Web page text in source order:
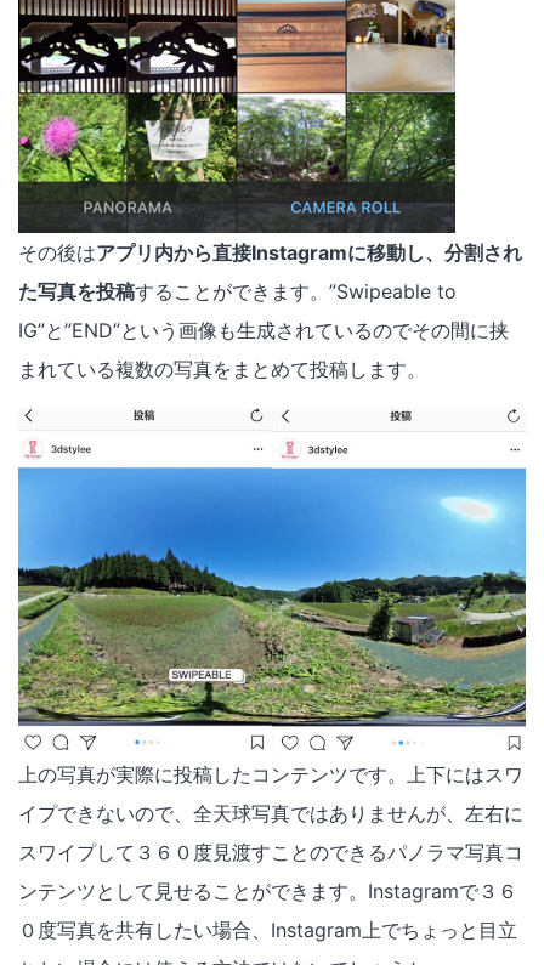
その後はアプリ内から直接Instagramに移動し、分割され
た写真を投稿することができます。”Swipeable to
IG”と”END”という画像も生成されているのでその間に挟
まれている複数の写真をまとめて投稿します。
上の写真が実際に投稿したコンテンツです。上下にはスワ
イプできないので、全天球写真ではありませんが、左右に
スワイプして３６０度見渡すことのできるパノラマ写真コ
ンテンツとして見せることができます。Instagramで３６
０度写真を共有したい場合、Instagram上でちょっと目立